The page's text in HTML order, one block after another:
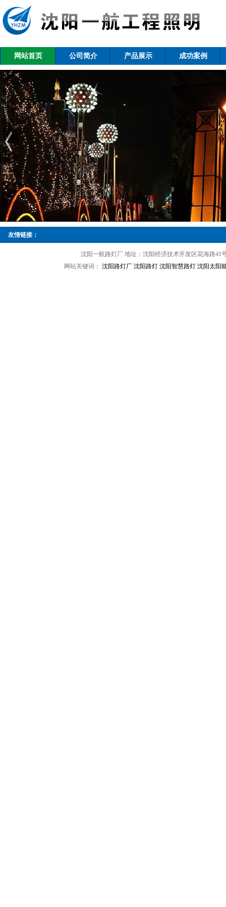
网站首页 公司简介 产品展示 成功案例
友情链接：
沈阳一航路灯厂 地址：沈阳经济技术开发区花海路
网站关键词： 沈阳路灯厂 沈阳路灯 沈阳智慧路灯 沈阳太阳